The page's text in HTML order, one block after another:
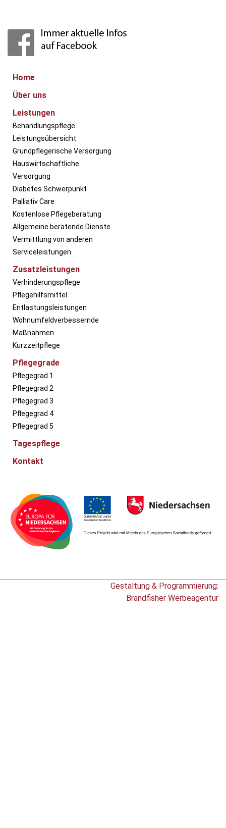
Home
Über uns
Leistungen
Behandlungspflege
Leistungsübersicht
Grundpflegerische Versorgung
Hauswirtschaftliche
Versorgung
Diabetes Schwerpunkt
Palliativ Care
Kostenlose Pflegeberatung
Allgemeine beratende Dienste
Vermittlung von anderen
Serviceleistungen
Zusatzleistungen
Verhinderungspflege
Pflegehilfsmittel
Entlastungsleistungen
Wohnumfeldverbessernde
Maßnahmen
Kurzzeitpflege
Pflegegrade
Pflegegrad 1
Pflegegrad 2
Pflegegrad 3
Pflegegrad 4
Pflegegrad 5
Tagespflege
Kontakt
Gestaltung & Programmierung:
Brandfisher Werbeagentur